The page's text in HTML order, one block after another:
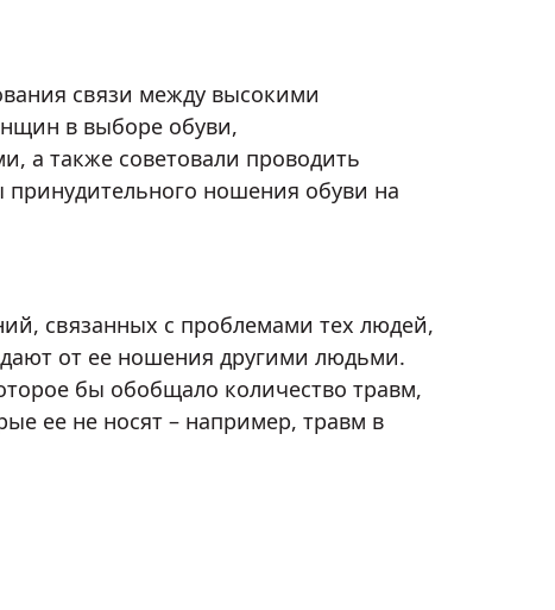
связи между высокими
в выборе обуви,
а также советовали проводить
ношения обуви на
связанных с проблемами тех людей,
от ее ношения другими людьми.
бы обобщало количество травм,
ее не носят – например, травм в